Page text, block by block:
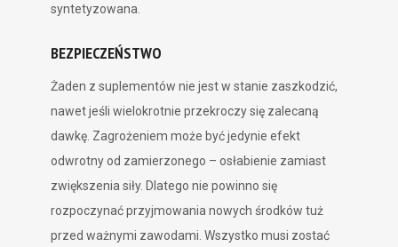
syntetyzowana.
BEZPIECZEŃSTWO
Żaden z suplementów nie jest w stanie zaszkodzić,
nawet jeśli wielokrotnie przekroczy się zalecaną
dawkę. Zagrożeniem może być jedynie efekt
odwrotny od zamierzonego – osłabienie zamiast
zwiększenia siły. Dlatego nie powinno się
rozpoczynać przyjmowania nowych środków tuż
przed ważnymi zawodami. Wszystko musi zostać